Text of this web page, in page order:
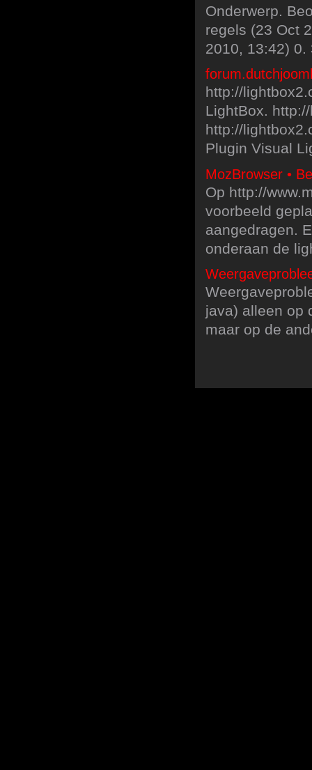
Onderwerp.
regels (23 Oct
2010, 13:42) 0.
http://
LightBox.
http://
Plugin Visual
MozBrowser •
Op http://
voorbeeld
aangedragen.
onderaan de
java) alleen op
maar op de